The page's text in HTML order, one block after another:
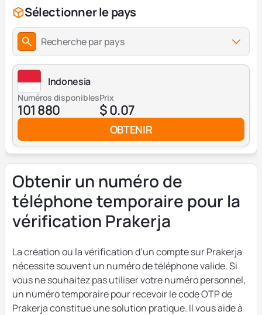
Sélectionner le pays
Recherche par pays
Indonesia
Numéros disponibles
101 880
Prix
$ 0.07
OBTENIR
Obtenir un numéro de
téléphone temporaire pour la
vérification Prakerja
La création ou la vérification d’un compte sur Prakerja
nécessite souvent un numéro de téléphone valide. Si
vous ne souhaitez pas utiliser votre numéro personnel,
un numéro temporaire pour recevoir le code OTP de
Prakerja constitue une solution pratique. Il vous aide à